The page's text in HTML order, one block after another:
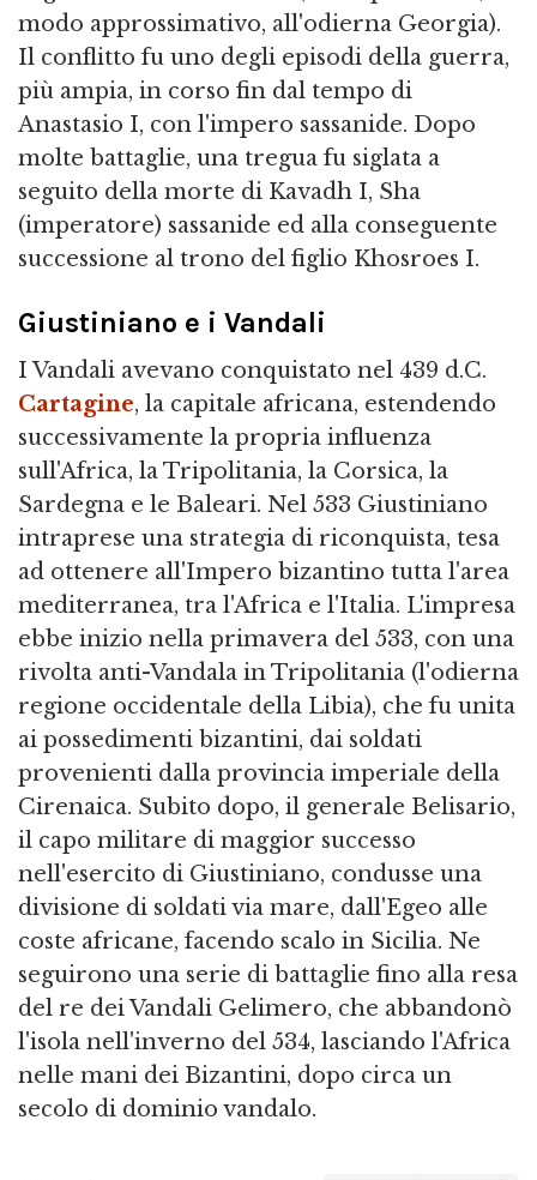
modo approssimativo, all'odierna Georgia).
Il conflitto fu uno degli episodi della guerra,
più ampia, in corso fin dal tempo di
Anastasio I, con l'impero sassanide. Dopo
molte battaglie, una tregua fu siglata a
seguito della morte di Kavadh I, Sha
(imperatore) sassanide ed alla conseguente
successione al trono del figlio Khosroes I.
Giustiniano e i Vandali
I Vandali avevano conquistato nel 439 d.C.
Cartagine, la capitale africana, estendendo
successivamente la propria influenza
sull'Africa, la Tripolitania, la Corsica, la
Sardegna e le Baleari. Nel 533 Giustiniano
intraprese una strategia di riconquista, tesa
ad ottenere all'Impero bizantino tutta l'area
mediterranea, tra l'Africa e l'Italia. L'impresa
ebbe inizio nella primavera del 533, con una
rivolta anti-Vandala in Tripolitania (l'odierna
regione occidentale della Libia), che fu unita
ai possedimenti bizantini, dai soldati
provenienti dalla provincia imperiale della
Cirenaica. Subito dopo, il generale Belisario,
il capo militare di maggior successo
nell'esercito di Giustiniano, condusse una
divisione di soldati via mare, dall'Egeo alle
coste africane, facendo scalo in Sicilia. Ne
seguirono una serie di battaglie fino alla resa
del re dei Vandali Gelimero, che abbandonò
l'isola nell'inverno del 534, lasciando l'Africa
nelle mani dei Bizantini, dopo circa un
secolo di dominio vandalo.